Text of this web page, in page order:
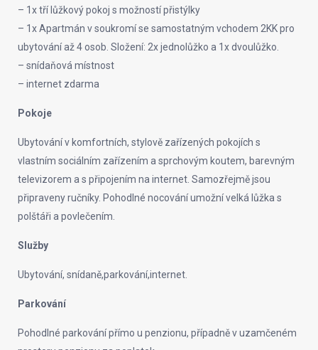
– 1x tří lůžkový pokoj s možností přistýlky
– 1x Apartmán v soukromí se samostatným vchodem 2KK pro
ubytování až 4 osob. Složení: 2x jednolůžko a 1x dvoulůžko.
– snídaňová místnost
– internet zdarma
Pokoje
Ubytování v komfortních, stylově zařízených pokojích s
vlastním sociálním zařízením a sprchovým koutem, barevným
televizorem a s připojením na internet. Samozřejmě jsou
připraveny ručníky. Pohodlné nocování umožní velká lůžka s
polštáři a povlečením.
Služby
Ubytování, snídaně,parkování,internet.
Parkování
Pohodlné parkování přímo u penzionu, případně v uzamčeném